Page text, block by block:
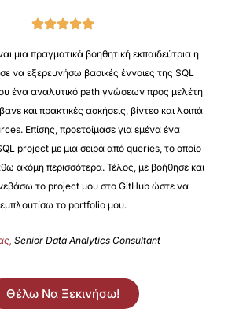
μια πραγματικά βοηθητική εκπαιδεύτρια η
να εξερευνήσω βασικές έννοιες της SQL
ένα αναλυτικό path γνώσεων προς μελέτη
και πρακτικές ασκήσεις, βίντεο και λοιπά
Επίσης, προετοίμασε για εμένα ένα
project με μια σειρά από queries, το οποίο
ακόμη περισσότερα. Τέλος, με βοήθησε και
το project μου στο GitHub ώστε να
εμπλουτίσω το portfolio μου.
Senior Data Analytics Consultant
Θέλω Να Ξεκινήσω!